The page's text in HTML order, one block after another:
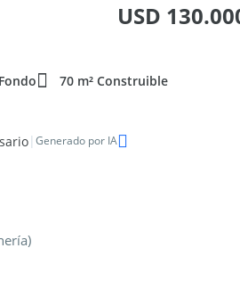
USD
70 m² Construible
| Generado por IA